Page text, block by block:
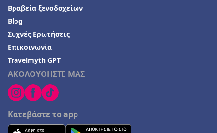
ΑΚΟΛΟΥΘΗΣΤΕ ΜΑΣ
Κατεβάστε το app
Βραβεία ξενοδοχείων
Blog
Συχνές Ερωτήσεις
Επικοινωνία
Travelmyth GPT